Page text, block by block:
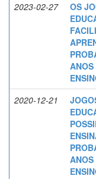
2023-02-27
OS
2020-12-21